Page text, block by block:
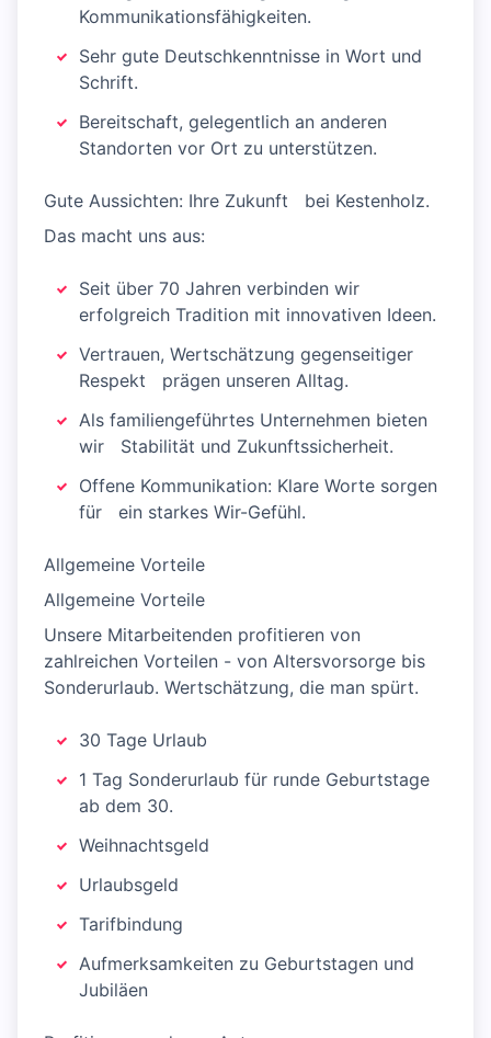
Kommunikationsfähigkeiten.
Sehr gute Deutschkenntnisse in Wort und
Schrift.
Bereitschaft, gelegentlich an anderen
Standorten vor Ort zu unterstützen.
Gute Aussichten: Ihre Zukunft bei Kestenholz.
Das macht uns aus:
Seit über 70 Jahren verbinden wir
erfolgreich Tradition mit innovativen Ideen.
Vertrauen, Wertschätzung gegenseitiger
Respekt prägen unseren Alltag.
Als familiengeführtes Unternehmen bieten
wir Stabilität und Zukunftssicherheit.
Offene Kommunikation: Klare Worte sorgen
für ein starkes Wir-Gefühl.
Allgemeine Vorteile
Allgemeine Vorteile
Unsere Mitarbeitenden profitieren von
zahlreichen Vorteilen - von Altersvorsorge bis
Sonderurlaub. Wertschätzung, die man spürt.
30 Tage Urlaub
1 Tag Sonderurlaub für runde Geburtstage
ab dem 30.
Weihnachtsgeld
Urlaubsgeld
Tarifbindung
Aufmerksamkeiten zu Geburtstagen und
Jubiläen